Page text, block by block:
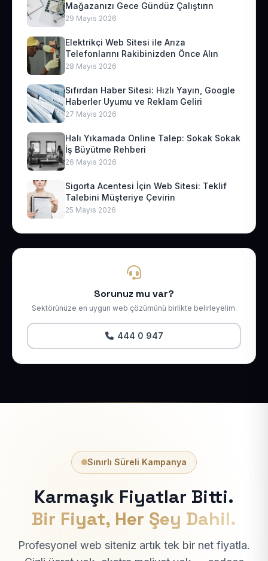
Mağazanızı Gece Gündüz Çalıştırın
29 Mayıs 2026
Elektrikçi Web Sitesi ile Arıza
Telefonlarını Rakibinizden Önce Alın
28 Mayıs 2026
Sıfırdan Haber Sitesi: Hızlı Yayın, Google
Haberler Uyumu ve Reklam Geliri
27 Mayıs 2026
Halı Yıkamada Online Talep: Sokak Sokak
İş Büyütme Rehberi
26 Mayıs 2026
Sigorta Acentesi İçin Web Sitesi: Teklif
Talebini Müşteriye Çevirin
25 Mayıs 2026
Sorunuz mu var?
Sektörünüze en uygun web çözümünü birlikte belirleyelim.
444 0 947
Sınırlı Süreli Kampanya
Karmaşık Fiyatlar Bitti.
Bir Fiyat, Her Şey Dahil.
Profesyonel web siteniz artık tek bir net fiyatla.